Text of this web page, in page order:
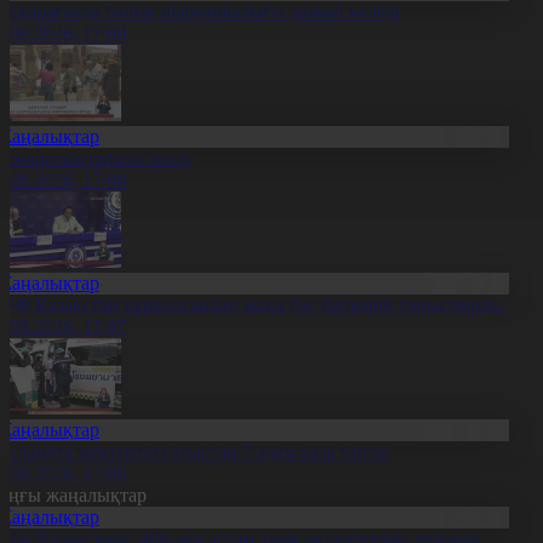
балық шаруашылығы дамып келеді
17:09
жаңалықтарына шолу
17:08
Қазақстан құрамасының жаңа бас бапкерін таныстырды
17:07
мектептегі атыстан 7 адам қаза тапты
17:06
жаңалықтар